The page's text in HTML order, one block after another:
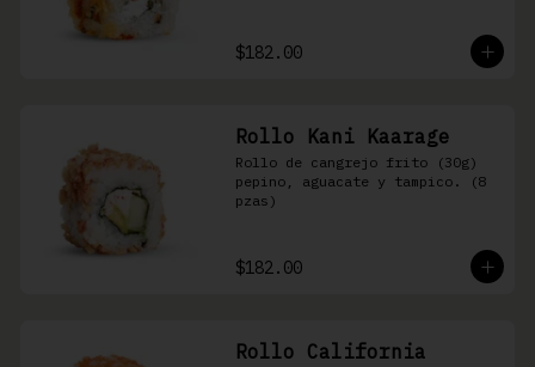
$182.00
Rollo Kani Kaarage
Rollo de cangrejo frito (30g)
pepino, aguacate y tampico. (8
pzas)
$182.00
Rollo California